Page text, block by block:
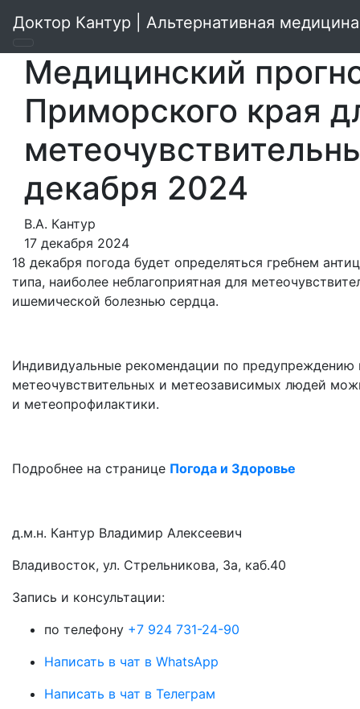
Доктор Кантур | Альтернативная медицина
Медицинский
Приморского края
декабря 2024
В.А. Кантур
17 декабря 2024
18 декабря погода будет определяться гребнем
типа, наиболее неблагоприятная для
ишемической болезнью сердца.
Индивидуальные рекомендации по предупреждению
метеочувствительных и метеозависимых людей
и метеопрофилактики.
Подробнее на странице Погода и Здоровье
д.м.н. Кантур Владимир Алексеевич
Владивосток, ул. Стрельникова, 3а, каб.40
3апись и консультации:
по телефону +7 924 731-24-90
Написать в чат в WhatsApp
Написать в чат в Телеграм